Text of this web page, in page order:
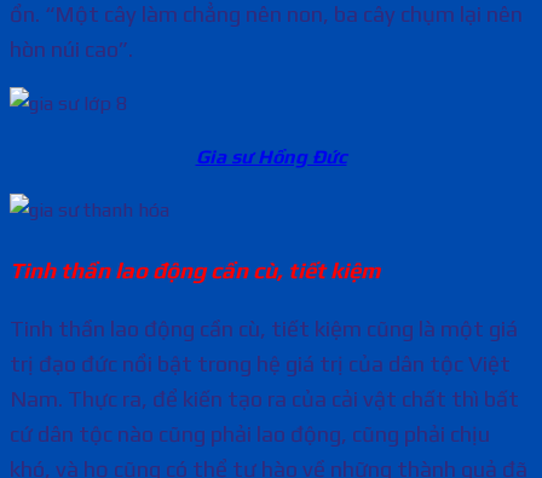
ổn. “Một cây làm chẳng nên non, ba cây chụm lại nên
hòn núi cao”.
Gia sư Hồng Đức
Tinh thần lao động cần cù, tiết kiệm
Tinh thần lao động cần cù, tiết kiệm cũng là một giá
trị đạo đức nổi bật trong hệ giá trị của dân tộc Việt
Nam. Thực ra, để kiến tạo ra của cải vật chất thì bất
cứ dân tộc nào cũng phải lao động, cũng phải chịu
khó, và họ cũng có thể tự hào về những thành quả đã